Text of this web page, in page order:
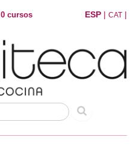
0 cursos ESP | CAT |